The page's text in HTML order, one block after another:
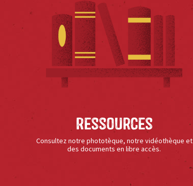
Ressources
Consultez notre phototèque, notre vidéothèque et
des documents en libre accès.